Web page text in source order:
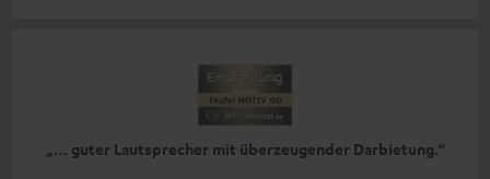
„… guter Lautsprecher mit überzeugender Darbietung.“